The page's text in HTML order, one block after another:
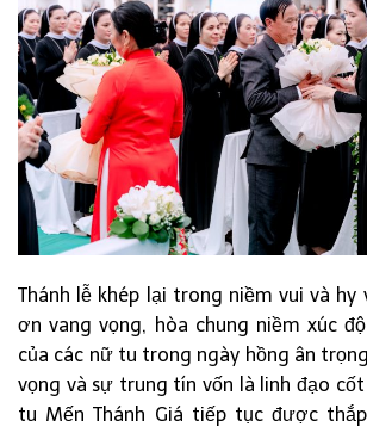
Thánh lễ khép lại trong niềm vui và hy
ơn vang vọng, hòa chung niềm xúc
của các nữ tu trong ngày hồng ân
vọng và sự trung tín vốn là linh đạo
tu Mến Thánh Giá tiếp tục được